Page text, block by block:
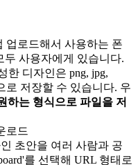
업로드해서 사용하는 폰
두 사용자에게 있습니다.
한 디자인은 png, jpg,
로 저장할 수 있습니다. 우
하는 형식으로 파일을 저
초안을 여러 사람과 공
를 선택해 URL 형태로